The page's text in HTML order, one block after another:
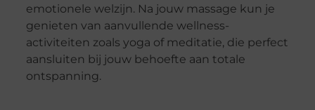
emotionele welzijn. Na jouw massage kun je
genieten van aanvullende wellness-
activiteiten zoals yoga of meditatie, die perfect
aansluiten bij jouw behoefte aan totale
ontspanning.